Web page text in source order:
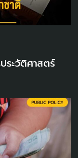
ระวัติศาสตร์